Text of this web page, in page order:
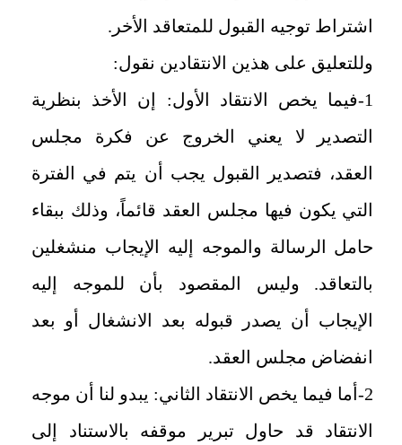
اشتراط توجيه القبول للمتعاقد الأخر.
وللتعليق على هذين الانتقادين نقول:
1-فيما يخص الانتقاد الأول: إن الأخذ بنظرية
التصدير لا يعني الخروج عن فكرة مجلس
العقد، فتصدير القبول يجب أن يتم في الفترة
التي يكون فيها مجلس العقد قائماً، وذلك ببقاء
حامل الرسالة والموجه إليه الإيجاب منشغلين
بالتعاقد. وليس المقصود بأن للموجه إليه
الإيجاب أن يصدر قبوله بعد الانشغال أو بعد
انفضاض مجلس العقد.
2-أما فيما يخص الانتقاد الثاني: يبدو لنا أن موجه
الانتقاد قد حاول تبرير موقفه بالاستناد إلى